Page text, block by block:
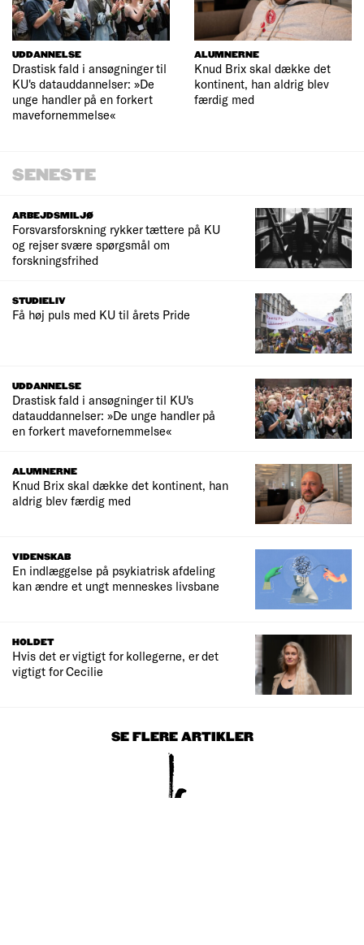
UDDANNELSE
Drastisk fald i ansøgninger til
KU's datauddannelser: »De
unge handler på en forkert
mavefornemmelse«
ALUMNERNE
Knud Brix skal dække det
kontinent, han aldrig blev
færdig med
SENESTE
ARBEJDSMILJØ
Forsvarsforskning rykker tættere på KU
og rejser svære spørgsmål om
forskningsfrihed
STUDIELIV
Få høj puls med KU til årets Pride
UDDANNELSE
Drastisk fald i ansøgninger til KU's
datauddannelser: »De unge handler på
en forkert mavefornemmelse«
ALUMNERNE
Knud Brix skal dække det kontinent, han
aldrig blev færdig med
VIDENSKAB
En indlæggelse på psykiatrisk afdeling
kan ændre et ungt menneskes livsbane
HOLDET
Hvis det er vigtigt for kollegerne, er det
vigtigt for Cecilie
SE FLERE ARTIKLER